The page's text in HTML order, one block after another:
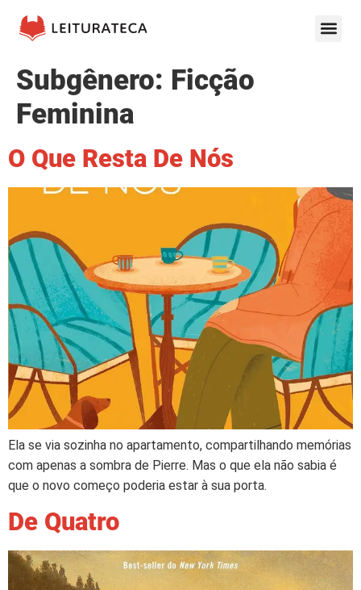
Subgênero: Ficção
Feminina
O Que Resta De Nós
Ela se via sozinha no apartamento, compartilhando memórias
com apenas a sombra de Pierre. Mas o que ela não sabia é
que o novo começo poderia estar à sua porta.
De Quatro